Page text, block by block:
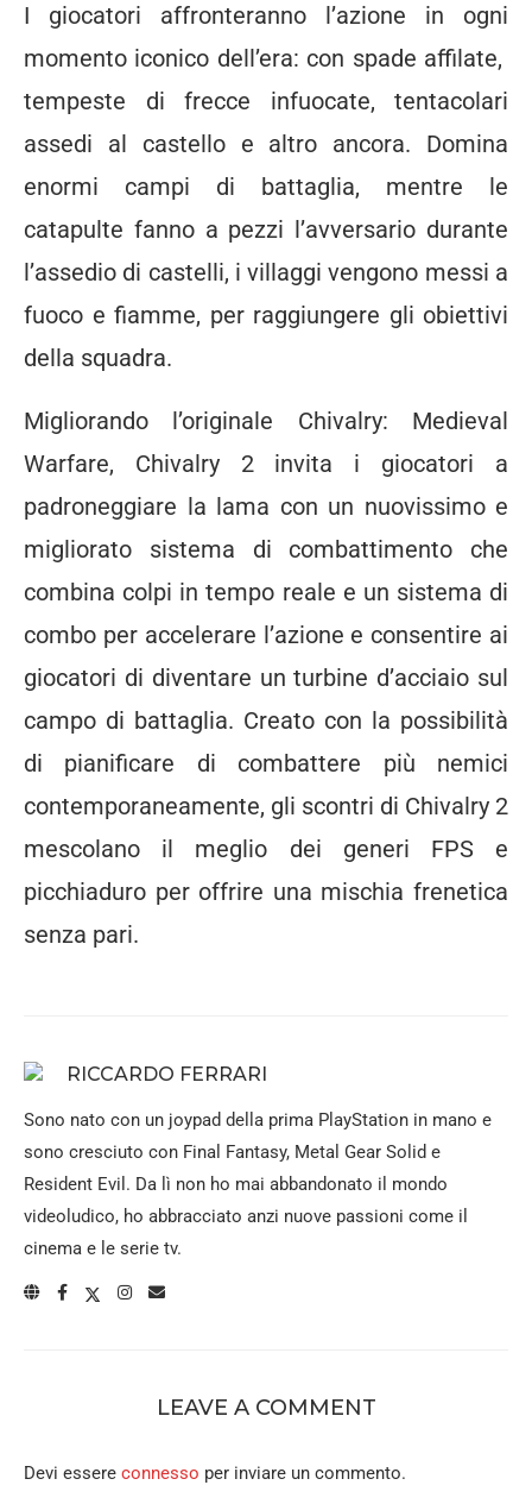
I giocatori affronteranno l’azione in ogni
momento iconico dell’era: con spade affilate,
tempeste di frecce infuocate, tentacolari
assedi al castello e altro ancora. Domina
enormi campi di battaglia, mentre le
catapulte fanno a pezzi l’avversario durante
l’assedio di castelli, i villaggi vengono messi a
fuoco e fiamme, per raggiungere gli obiettivi
della squadra.
Migliorando l’originale Chivalry: Medieval
Warfare, Chivalry 2 invita i giocatori a
padroneggiare la lama con un nuovissimo e
migliorato sistema di combattimento che
combina colpi in tempo reale e un sistema di
combo per accelerare l’azione e consentire ai
giocatori di diventare un turbine d’acciaio sul
campo di battaglia. Creato con la possibilità
di pianificare di combattere più nemici
contemporaneamente, gli scontri di Chivalry 2
mescolano il meglio dei generi FPS e
picchiaduro per offrire una mischia frenetica
senza pari.
RICCARDO FERRARI
Sono nato con un joypad della prima PlayStation in mano e
sono cresciuto con Final Fantasy, Metal Gear Solid e
Resident Evil. Da lì non ho mai abbandonato il mondo
videoludico, ho abbracciato anzi nuove passioni come il
cinema e le serie tv.
LEAVE A COMMENT
Devi essere connesso per inviare un commento.